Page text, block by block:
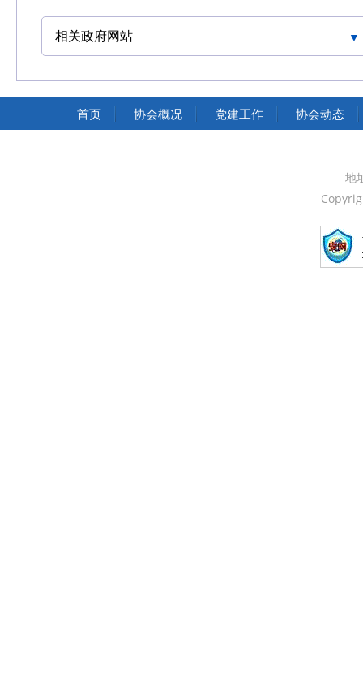
相关政府网站
中国交通运输协会官网
首页 协会概况 党建工作 协会动态
地